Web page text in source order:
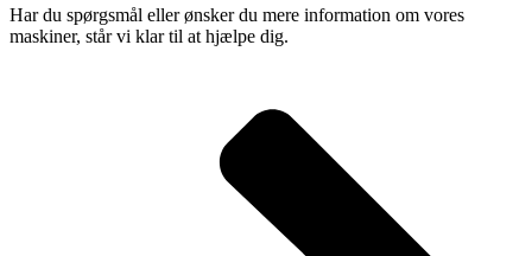
Har du spørgsmål eller ønsker du mere information om vores
maskiner, står vi klar til at hjælpe dig.